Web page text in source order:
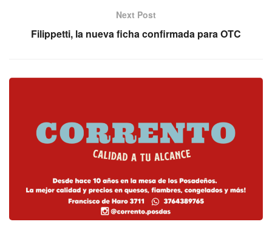
Next Post
Filippetti, la nueva ficha confirmada para OTC